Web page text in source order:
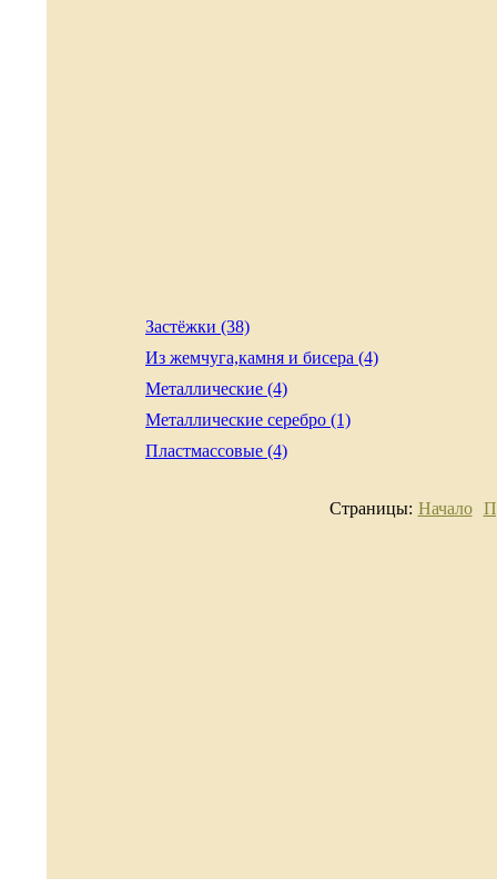
Застёжки (38)
Из жемчуга,камня и бисера (4)
Металлические (4)
Металлические серебро (1)
Пластмассовые (4)
Страницы: Начало